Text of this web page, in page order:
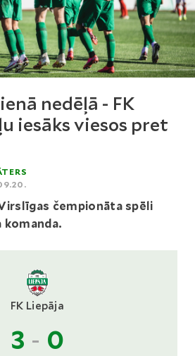
nedēļā - FK
iesāks viesos pret
čempionāta spēli
komanda.
FK Liepāja
3 - 0